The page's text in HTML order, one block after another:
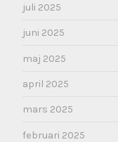
juli 2025
juni 2025
maj 2025
april 2025
mars 2025
februari 2025